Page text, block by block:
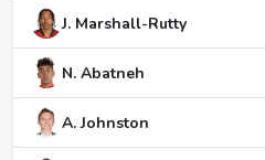
J. Marshall-Rutty
N. Abatneh
A. Johnston